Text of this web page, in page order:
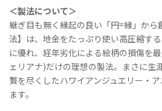
ア
ル
ト
ー
ン
/
バ
レ
＜製法について＞
継ぎ目も無く縁起の良い「円=縁」か
法】は、地金をたっぷり使い高圧縮す
に優れ、経年劣化による絵柄の損傷を
ェリアナ)だけの理想の製法。まさに生
贅を尽くしたハワイアンジュエリー・
ます。